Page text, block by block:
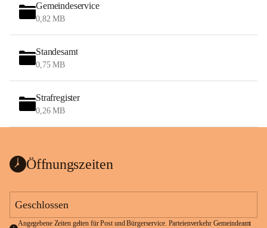
Gemeindeservice
0,82 MB
Standesamt
0,75 MB
Strafregister
0,26 MB
Öffnungszeiten
Geschlossen
Angegebene Zeiten gelten für Post und Bürgerservice. Parteienverkehr Gemeindeamt